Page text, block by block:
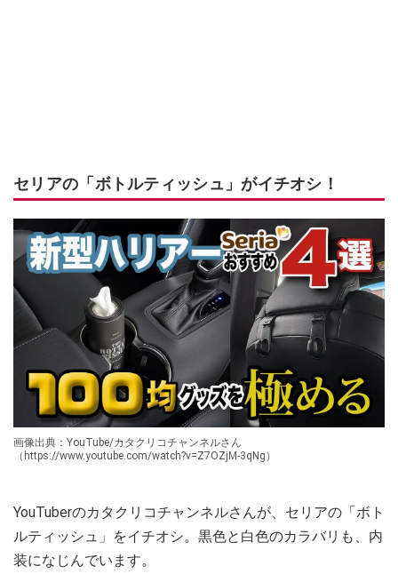
セリアの「ボトルティッシュ」がイチオシ！
画像出典：YouTube/カタクリコチャンネルさん
（https://www.youtube.com/watch?v=Z7OZjM-3qNg）
YouTuberのカタクリコチャンネルさんが、セリアの「ボト
ルティッシュ」をイチオシ。黒色と白色のカラバリも、内
装になじんでいます。